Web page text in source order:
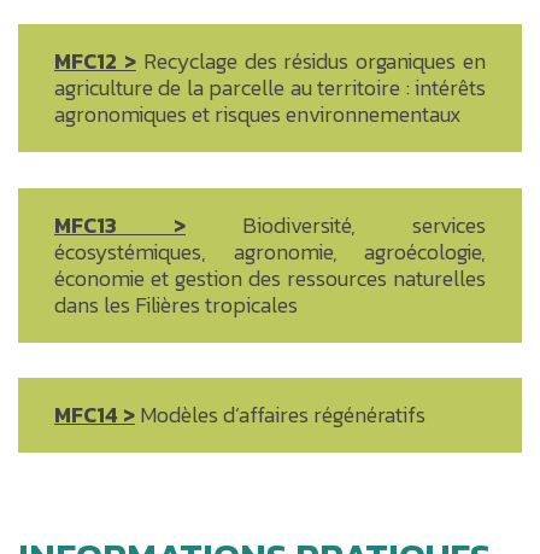
MFC12 > Recyclage des résidus organiques en
agriculture de la parcelle au territoire : intérêts
agronomiques et risques environnementaux
MFC13 > Biodiversité, services
écosystémiques, agronomie, agroécologie,
économie et gestion des ressources naturelles
dans les Filières tropicales
MFC14 >Modèles d’affaires régénératifs